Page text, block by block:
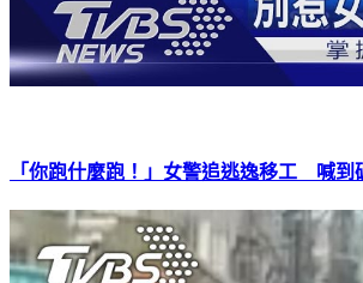
「你跑什麼跑！」女警追逃逸移工 喊到